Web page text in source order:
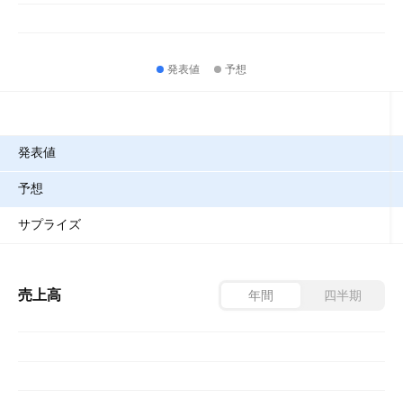
発表値 予想
発表値
予想
サプライズ
売上高 年間 四半期